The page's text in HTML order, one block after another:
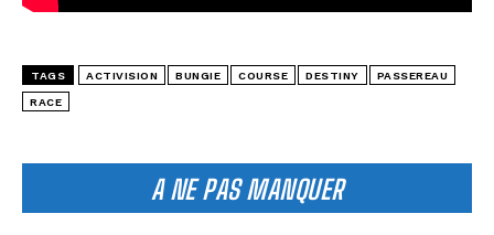
A NE PAS MANQUER
TAGS ACTIVISION BUNGIE COURSE DESTINY PASSEREAU
RACE